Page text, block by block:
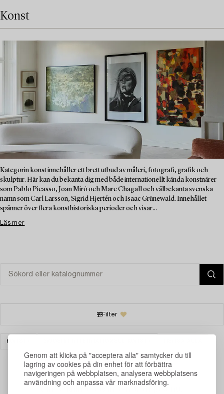
Genom att klicka på "acceptera alla" samtycker du till
lagring av cookies på din enhet för att förbättra
navigeringen på webbplatsen, analysera webbplatsens
användning och anpassa vår marknadsföring.
Konst
Kategorin konst innehåller ett brett utbud av måleri, fotografi, grafik och
skulptur. Här kan du bekanta dig med både internationellt kända konstnärer
som Pablo Picasso, Joan Miró och Marc Chagall och välbekanta svenska
namn som Carl Larsson, Sigrid Hjertén och Isaac Grünewald. Innehållet
spänner över flera konsthistoriska perioder och visar...
Läs mer
Filter
KONST
Din sökning gav ingen träff just nu.